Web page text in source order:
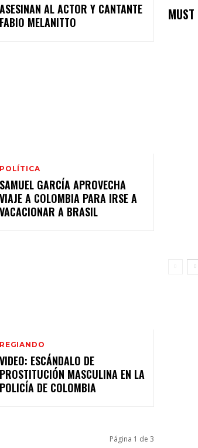
ASESINAN AL ACTOR Y CANTANTE
FABIO MELANITTO
POLÍTICA
SAMUEL GARCÍA APROVECHA
VIAJE A COLOMBIA PARA IRSE A
VACACIONAR A BRASIL
REGIANDO
VIDEO: ESCÁNDALO DE
PROSTITUCIÓN MASCULINA EN LA
POLICÍA DE COLOMBIA
Página 1 de 3
MUST